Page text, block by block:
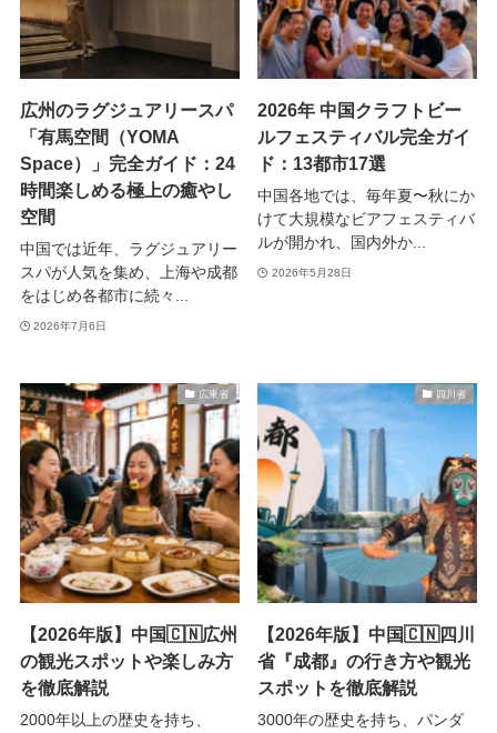
広州のラグジュアリースパ
「有馬空間（YOMA
Space）」完全ガイド：24
時間楽しめる極上の癒やし
空間
中国では近年、ラグジュアリー
スパが人気を集め、上海や成都
をはじめ各都市に続々...
2026年7月6日
2026年 中国クラフトビー
ルフェスティバル完全ガイ
ド：13都市17選
中国各地では、毎年夏〜秋にか
けて大規模なビアフェスティバ
ルが開かれ、国内外か...
2026年5月28日
広東省
【2026年版】中国🇨🇳広州
の観光スポットや楽しみ方
を徹底解説
2000年以上の歴史を持ち、
四川省
【2026年版】中国🇨🇳四川
省『成都』の行き方や観光
スポットを徹底解説
3000年の歴史を持ち、パンダ